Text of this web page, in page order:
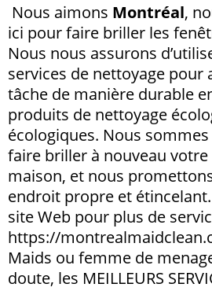
Nous aimons Montréal,
ici pour faire briller les
Nous nous assurons
services de nettoyage pour
tâche de manière durable
produits de nettoyage
écologiques. Nous sommes
faire briller à nouveau
maison, et nous
endroit propre et
site Web pour plus de
https://
Maids ou femme de
doute, les MEILLEURS